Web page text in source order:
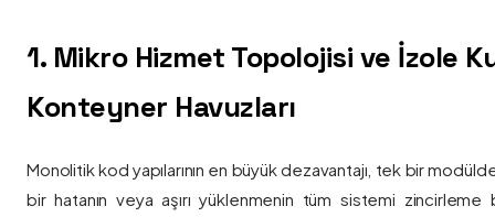
1. Mikro Hizmet Topolojisi ve İzole
Konteyner Havuzları
Monolitik kod yapılarının en büyük dezavantajı, tek bir
bir hatanın veya aşırı yüklenmenin tüm sistemi zincirleme